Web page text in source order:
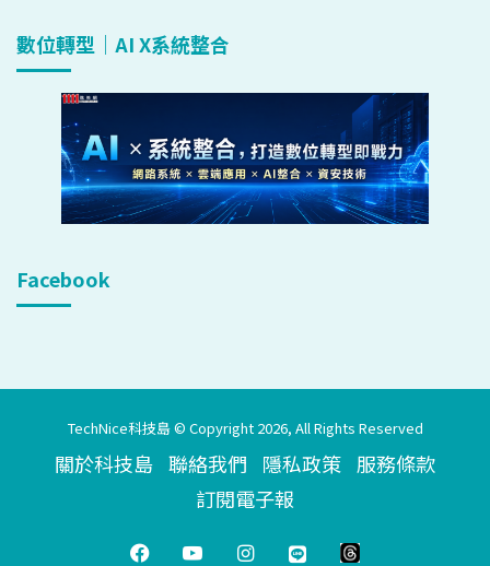
數位轉型｜AI X系統整合
Facebook
TechNice科技島 © Copyright 2026, All Rights Reserved
關於科技島 聯絡我們 隱私政策 服務條款
訂閱電子報